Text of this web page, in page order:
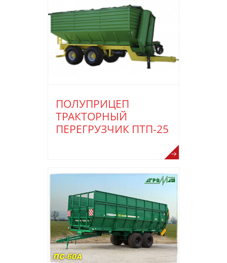
ПОЛУПРИЦЕП
ТРАКТОРНЫЙ
ПЕРЕГРУЗЧИК ПТП-25